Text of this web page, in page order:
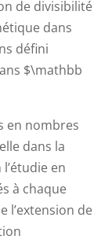
de divisibilité
dans
défini
$\mathbb
en nombres
dans la
en
à chaque
l’extension de